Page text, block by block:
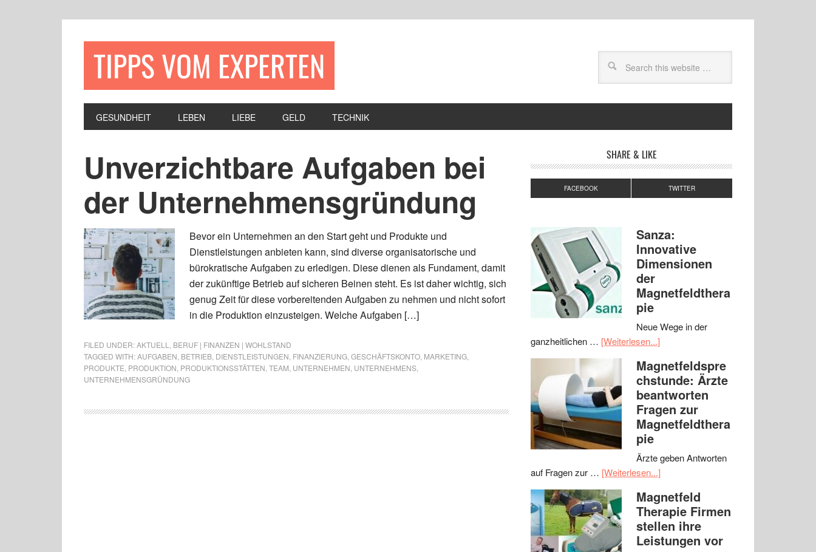
TIPPS VOM EXPERTEN
GESUNDHEIT LEBEN LIEBE GELD TECHNIK
Unverzichtbare Aufgaben bei
der Unternehmensgründung
Bevor ein Unternehmen an den Start geht und Produkte und
Dienstleistungen anbieten kann, sind diverse organisatorische und
bürokratische Aufgaben zu erledigen. Diese dienen als Fundament, damit
der zukünftige Betrieb auf sicheren Beinen steht. Es ist daher wichtig, sich
genug Zeit für diese vorbereitenden Aufgaben zu nehmen und nicht sofort
in die Produktion einzusteigen. Welche Aufgaben […]
FILED UNDER:AKTUELL
BERUF | FINANZEN | WOHLSTAND
TAGGED WITH:AUFGABEN BETRIEB DIENSTLEISTUNGEN FINANZIERUNG GESCHÄFTSKONTO MARKETING
PRODUKTE PRODUKTION PRODUKTIONSSTÄTTEN TEAM UNTERNEHMEN UNTERNEHMENS
UNTERNEHMENSGRÜNDUNG
SHARE & LIKE
FACEBOOK TWITTER
Sanza:
Innovative
Dimensionen
der
Magnetfeldthera
pie
Neue Wege in der
ganzheitlichen … [Weiterlesen...]
Magnetfeldspre
chstunde: Ärzte
beantworten
Fragen zur
Magnetfeldthera
pie
Ärzte geben Antworten
auf Fragen zur … [Weiterlesen...]
Magnetfeld
Therapie Firmen
stellen ihre
Leistungen vor